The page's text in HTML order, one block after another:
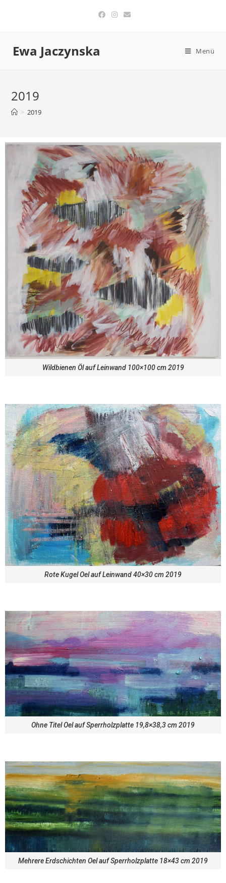
Ewa Jaczynska Menü
2019
> 2019
Wildbienen Öl auf Leinwand 100×100 cm 2019
Rote Kugel Oel auf Leinwand 40×30 cm 2019
Ohne Titel Oel auf Sperrholzplatte 19,8×38,3 cm 2019
Mehrere Erdschichten Oel auf Sperrholzplatte 18×43 cm 2019